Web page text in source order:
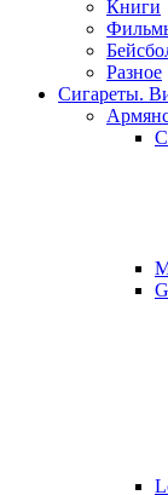
Книги
Разное
Сигареты.